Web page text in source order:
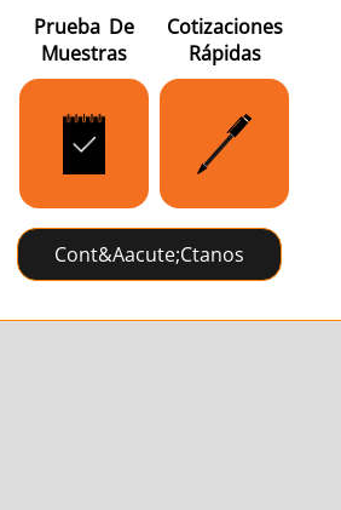
Prueba De
Muestras
Cotizaciones
Rápidas
Cont&aacute;ctanos